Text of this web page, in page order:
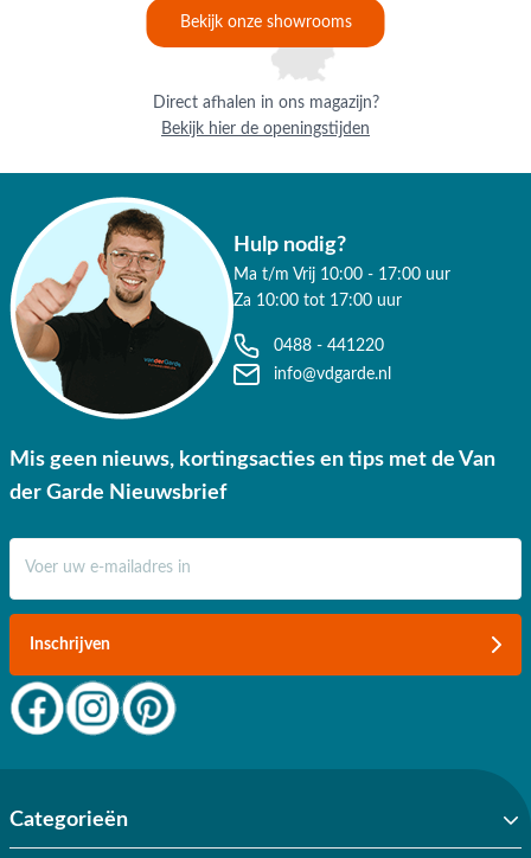
Bekijk onze showrooms
Direct afhalen in ons magazijn?
Bekijk hier de openingstijden
Hulp nodig?
Ma t/m Vrij 10:00 - 17:00 uur
Za 10:00 tot 17:00 uur
0488 - 441220
info@vdgarde.nl
Mis geen nieuws, kortingsacties en tips met de Van
der Garde Nieuwsbrief
Inschrijven
Categorieën